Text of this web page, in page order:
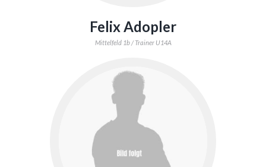
Felix Adopler
Mittelfeld 1b / Trainer U14A